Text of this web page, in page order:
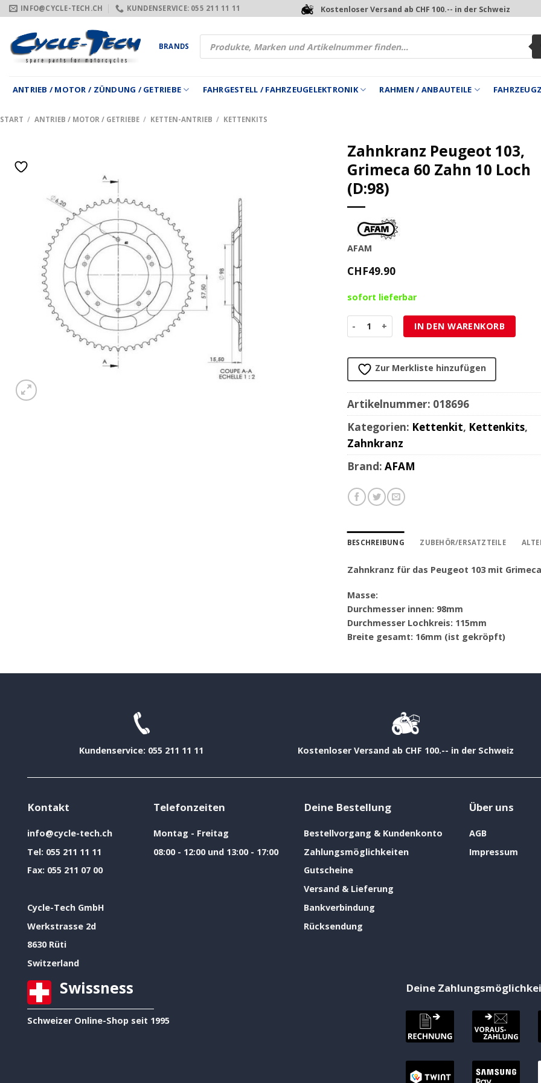
Zum
Inhalt
springen
INFO@CYCLE-TECH.CH KUNDENSERVICE: 055 211 11 11 Kostenloser Versand ab CHF 100.-- in der Schweiz
BRANDS
Products
search
ANTRIEB / MOTOR / ZÜNDUNG / GETRIEBE FAHRGESTELL / FAHRZEUGELEKTRONIK RAHMEN / ANBAUTEILE
START / ANTRIEB / MOTOR / GETRIEBE / KETTEN-ANTRIEB / KETTENKITS
Zahnkranz Peugeot 103,
Grimeca 60 Zahn 10 Loch
(D:98)
AFAM
CHF49.90
sofort lieferbar
Zahnkranz Peugeot 103, Grimeca 60 Zahn 10
IN DEN WARENKORB
Zur Merkliste hinzufügen
Artikelnummer: 018696
Kategorien: Kettenkit, Kettenkits,
Zahnkranz
Brand: AFAM
BESCHREIBUNG ZUBEHÖR/ERSATZTEILE
Zahnkranz für das Peugeot 103 mit
Masse:
Durchmesser innen: 98mm
Durchmesser Lochkreis: 115mm
Breite gesamt: 16mm (ist gekröpft)
Kundenservice: 055 211 11 11 Kostenloser Versand ab CHF 100.-- in der Schweiz
Kontakt
info@cycle-tech.ch
Tel: 055 211 11 11
Fax: 055 211 07 00
Cycle-Tech GmbH
Werkstrasse 2d
8630 Rüti
Switzerland
Telefonzeiten
Montag - Freitag
08:00 - 12:00 und 13:00 - 17:00
Deine Bestellung
Bestellvorgang & Kundenkonto
Zahlungsmöglichkeiten
Gutscheine
Versand & Lieferung
Bankverbindung
Rücksendung
Über uns
AGB
Impressum
Swissness
Schweizer Online-Shop seit 1995
Deine